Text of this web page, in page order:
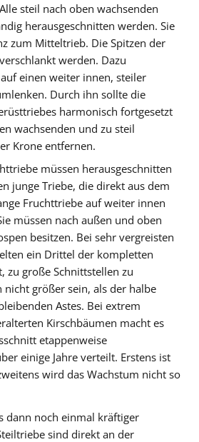
steil nach oben wachsenden
herausgeschnitten werden. Sie
zum Mitteltrieb. Die Spitzen der
werden. Dazu
einen weiter innen, steiler
Durch ihn sollte die
harmonisch fortgesetzt
wachsenden und zu steil
Krone entfernen.
müssen herausgeschnitten
junge Triebe, die direkt aus dem
Fruchttriebe auf weiter innen
müssen nach außen und oben
besitzen. Bei sehr vergreisten
ein Drittel der kompletten
zu große Schnittstellen zu
nicht größer sein, als der halbe
Astes. Bei extrem
Kirschbäumen macht es
etappenweise
einige Jahre verteilt. Erstens ist
wird das Wachstum nicht so
dann noch einmal kräftiger
sind direkt an der